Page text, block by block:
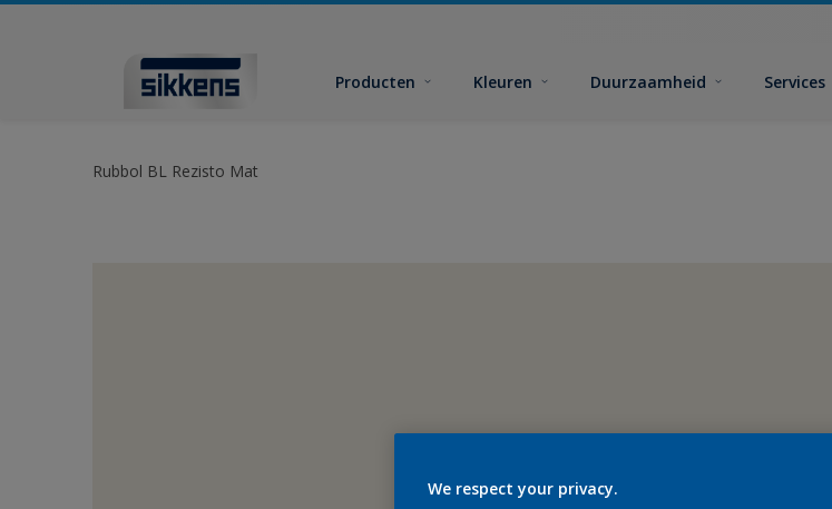
Producten Kleuren Duurzaamheid Services
Rubbol BL Rezisto Mat
We respect your privacy.